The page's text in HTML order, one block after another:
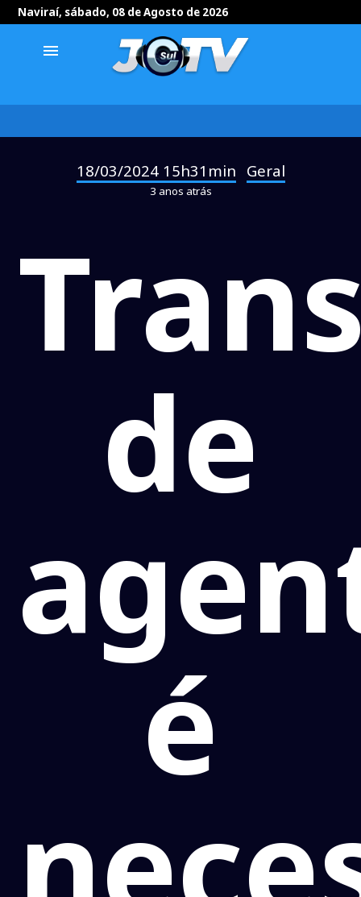
Naviraí, sábado, 08 de Agosto de 2026
menu
18/03/2024 15h31min Geral
3 anos atrás
de
é